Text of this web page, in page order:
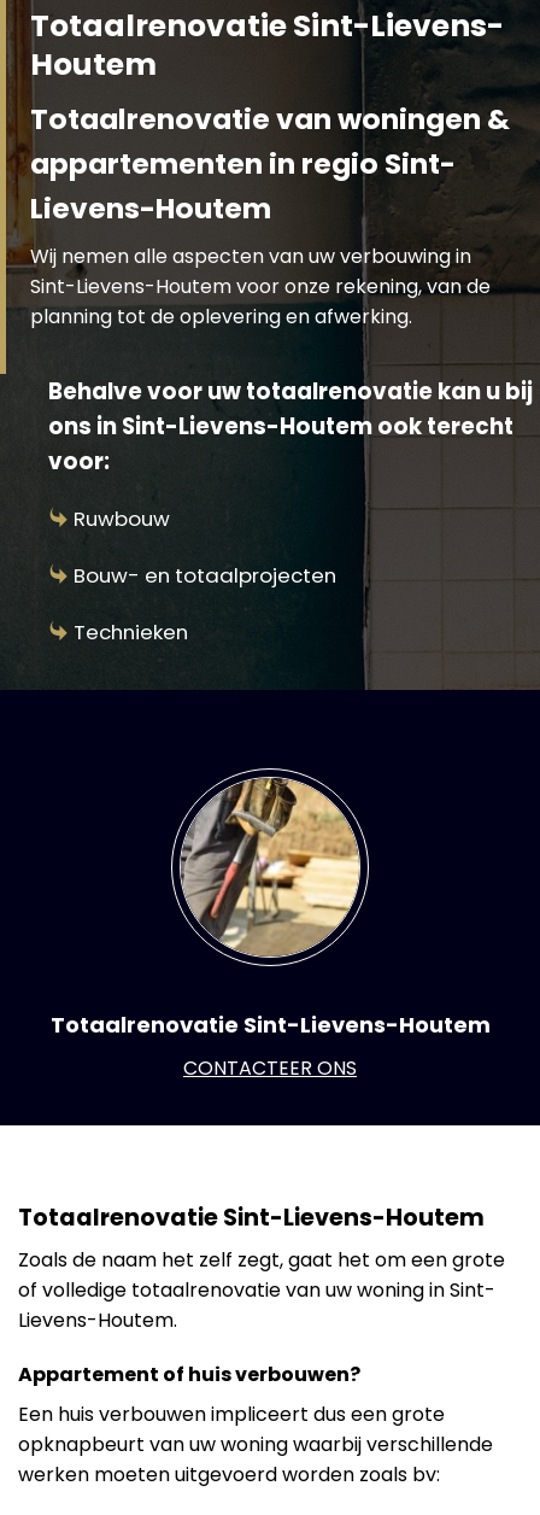
Totaalrenovatie Sint-Lievens-
Houtem
Totaalrenovatie van woningen &
appartementen in regio Sint-
Lievens-Houtem
Wij nemen alle aspecten van uw verbouwing in
Sint-Lievens-Houtem voor onze rekening, van de
planning tot de oplevering en afwerking.
Behalve voor uw totaalrenovatie kan u bij
ons in Sint-Lievens-Houtem ook terecht
voor:
Ruwbouw
Bouw- en totaalprojecten
Technieken
Totaalrenovatie Sint-Lievens-Houtem
CONTACTEER ONS
Totaalrenovatie Sint-Lievens-Houtem
Zoals de naam het zelf zegt, gaat het om een grote
of volledige totaalrenovatie van uw woning in Sint-
Lievens-Houtem.
Appartement of huis verbouwen?
Een huis verbouwen impliceert dus een grote
opknapbeurt van uw woning waarbij verschillende
werken moeten uitgevoerd worden zoals bv: